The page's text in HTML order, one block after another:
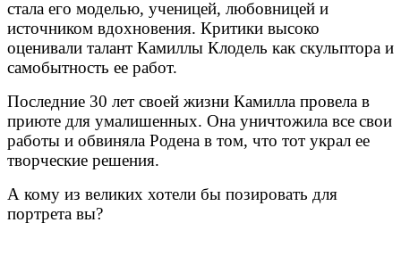
стала его моделью, ученицей, любовницей и
источником вдохновения. Критики высоко
оценивали талант Камиллы Клодель как скульптора и
самобытность ее работ.
Последние 30 лет своей жизни Камилла провела в
приюте для умалишенных. Она уничтожила все свои
работы и обвиняла Родена в том, что тот украл ее
творческие решения.
А кому из великих хотели бы позировать для
портрета вы?